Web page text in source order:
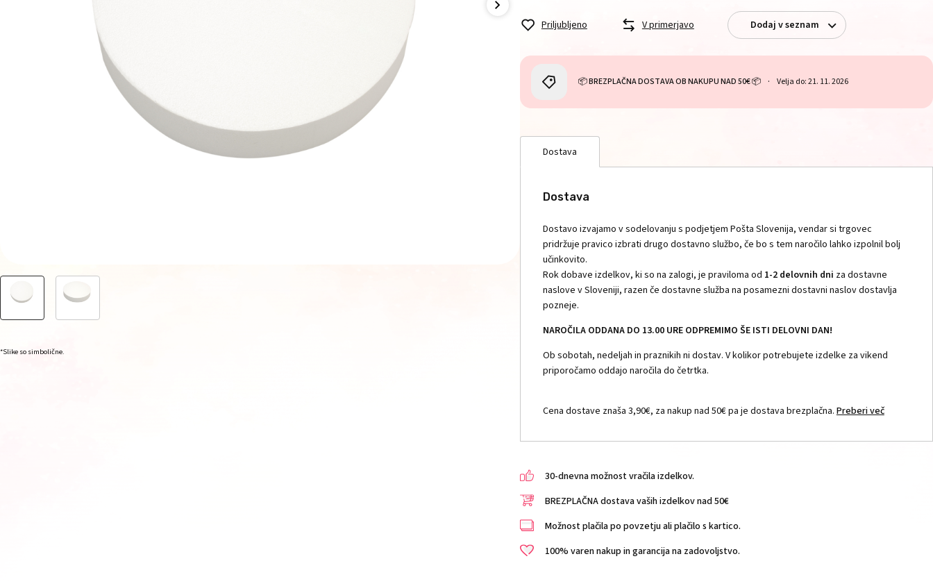
*Slike so simbolične.
Priljubljeno V primerjavo Dodaj v seznam
📦 BREZPLAČNA DOSTAVA OB NAKUPU NAD 50€ 📦 Velja do: 21. 11. 2026
Dostava
Dostava
Dostavo izvajamo v sodelovanju s podjetjem Pošta Slovenija, vendar si trgovec
pridržuje pravico izbrati drugo dostavno službo, če bo s tem naročilo lahko izpolnil bolj
učinkovito.
Rok dobave izdelkov, ki so na zalogi, je praviloma od 1-2 delovnih dni za dostavne
naslove v Sloveniji, razen če dostavne služba na posamezni dostavni naslov dostavlja
pozneje.
NAROČILA ODDANA DO 13.00 URE ODPREMIMO ŠE ISTI DELOVNI DAN!
Ob sobotah, nedeljah in praznikih ni dostav. V kolikor potrebujete izdelke za vikend
priporočamo oddajo naročila do četrtka.
Cena dostave znaša 3,90€, za nakup nad 50€ pa je dostava brezplačna.Preberi več
30-dnevna možnost vračila izdelkov.
BREZPLAČNA dostava vaših izdelkov nad 50€
Možnost plačila po povzetju ali plačilo s kartico.
100% varen nakup in garancija na zadovoljstvo.